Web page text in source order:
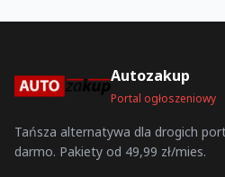
Autozakup
Portal ogłoszeniowy
Tańsza alternatywa dla drogich
darmo. Pakiety od 49,99 zł/mies.